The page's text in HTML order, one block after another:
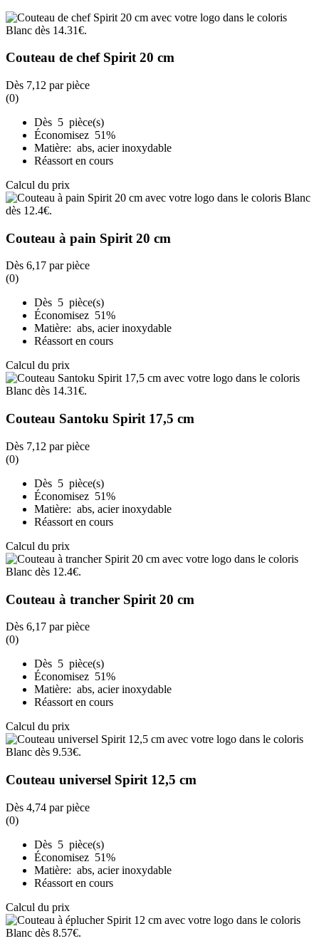
Couteau de chef Spirit 20 cm
Dès 7,12 par pièce
(0)
Dès 5 pièce(s)
Économisez 51%
Matière: abs, acier inoxydable
Réassort en cours
Calcul du prix
Couteau à pain Spirit 20 cm
Dès 6,17 par pièce
(0)
Dès 5 pièce(s)
Économisez 51%
Matière: abs, acier inoxydable
Réassort en cours
Calcul du prix
Couteau Santoku Spirit 17,5 cm
Dès 7,12 par pièce
(0)
Dès 5 pièce(s)
Économisez 51%
Matière: abs, acier inoxydable
Réassort en cours
Calcul du prix
Couteau à trancher Spirit 20 cm
Dès 6,17 par pièce
(0)
Dès 5 pièce(s)
Économisez 51%
Matière: abs, acier inoxydable
Réassort en cours
Calcul du prix
Couteau universel Spirit 12,5 cm
Dès 4,74 par pièce
(0)
Dès 5 pièce(s)
Économisez 51%
Matière: abs, acier inoxydable
Réassort en cours
Calcul du prix